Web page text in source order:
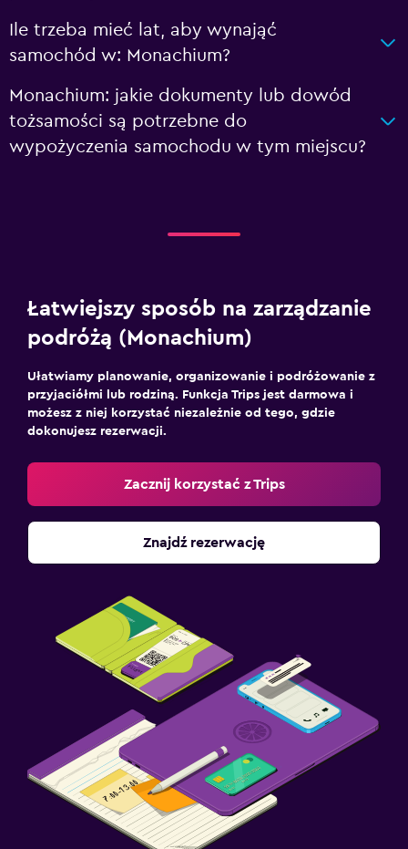
Ile trzeba mieć lat, aby wynająć
samochód w: Monachium?
Monachium: jakie dokumenty lub dowód
tożsamości są potrzebne do
wypożyczenia samochodu w tym miejscu?
Łatwiejszy sposób na zarządzanie
podróżą (Monachium)
Ułatwiamy planowanie, organizowanie i podróżowanie z
przyjaciółmi lub rodziną. Funkcja Trips jest darmowa i
możesz z niej korzystać niezależnie od tego, gdzie
dokonujesz rezerwacji.
Zacznij korzystać z Trips
Znajdź rezerwację